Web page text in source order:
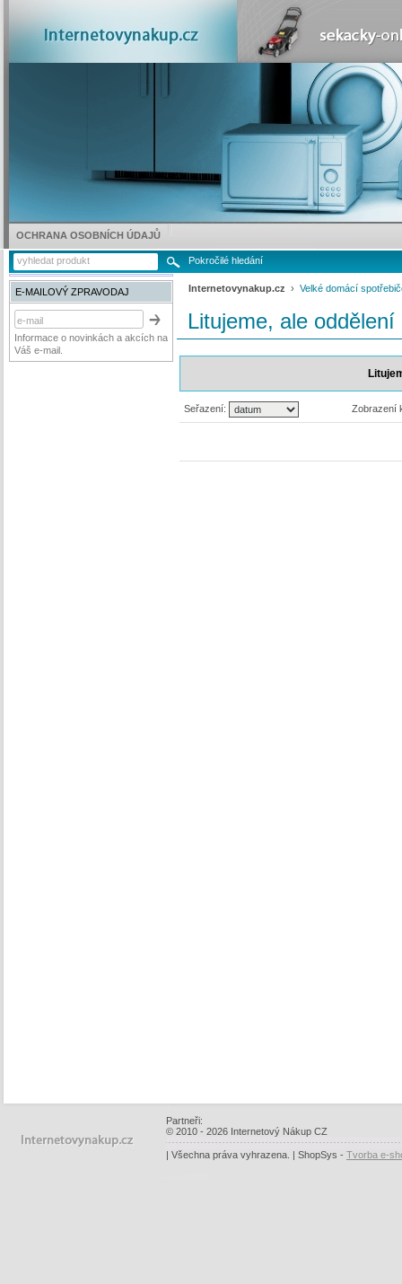
Internetovynakup.cz › Velké domácí
Litujeme, ale oddělení
Seřazení: Zobrazení
E-MAILOVÝ ZPRAVODAJ
Informace o novinkách a akcích na
Váš e-mail.
Partneři:
© 2010 - 2026 Internetový Nákup CZ
| Všechna práva vyhrazena. | ShopSys - Tvorba e-
Pokročilé hledání
OCHRANA OSOBNÍCH ÚDAJŮ